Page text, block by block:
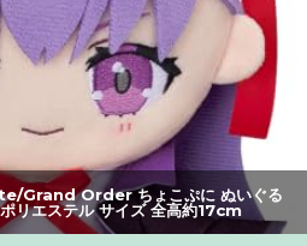
の末路ｗｗｗｗｗｗｗｗｗｗｗ
さん、最新絵でめっちゃ可愛く
れたオッサン、めちゃめちゃ苦
理由、ついに判明かｗｗｗｗ：
Grand Order ちょこぷに ぬいぐる
リエステル サイズ 全高約17cm